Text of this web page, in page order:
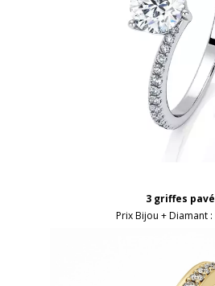
3 griffes pavé
Prix Bijou + Diamant :